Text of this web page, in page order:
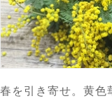
春を引き寄せ。黄色